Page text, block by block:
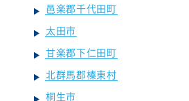
邑楽郡千代田町
太田市
甘楽郡下仁田町
北群馬郡榛東村
桐生市